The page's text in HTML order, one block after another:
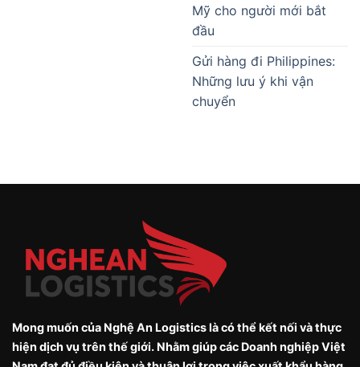
Mỹ cho người mới bắt
đầu
Gửi hàng đi Philippines:
Những lưu ý khi vận
chuyển
Mong muốn của Nghệ An Logistics là có thể kết nối và thực
hiện dịch vụ trên thế giới. Nhằm giúp các Doanh nghiệp Việt